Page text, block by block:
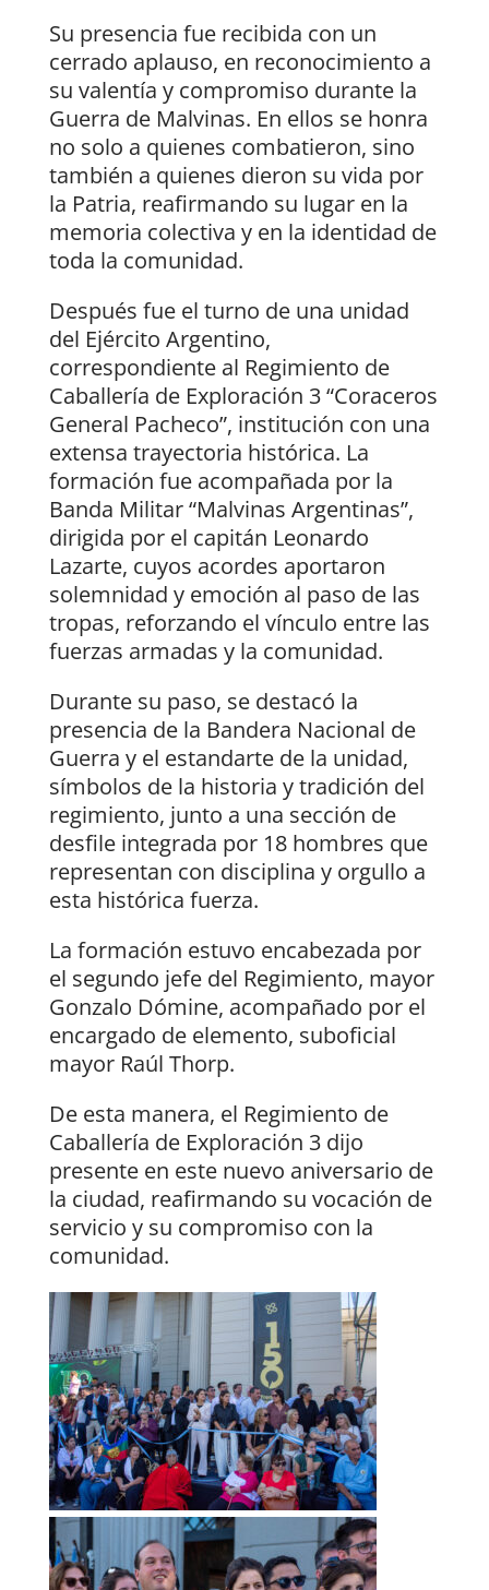
Su presencia fue recibida con un
cerrado aplauso, en reconocimiento a
su valentía y compromiso durante la
Guerra de Malvinas. En ellos se honra
no solo a quienes combatieron, sino
también a quienes dieron su vida por
la Patria, reafirmando su lugar en la
memoria colectiva y en la identidad de
toda la comunidad.
Después fue el turno de una unidad
del Ejército Argentino,
correspondiente al Regimiento de
Caballería de Exploración 3 “Coraceros
General Pacheco”, institución con una
extensa trayectoria histórica. La
formación fue acompañada por la
Banda Militar “Malvinas Argentinas”,
dirigida por el capitán Leonardo
Lazarte, cuyos acordes aportaron
solemnidad y emoción al paso de las
tropas, reforzando el vínculo entre las
fuerzas armadas y la comunidad.
Durante su paso, se destacó la
presencia de la Bandera Nacional de
Guerra y el estandarte de la unidad,
símbolos de la historia y tradición del
regimiento, junto a una sección de
desfile integrada por 18 hombres que
representan con disciplina y orgullo a
esta histórica fuerza.
La formación estuvo encabezada por
el segundo jefe del Regimiento, mayor
Gonzalo Dómine, acompañado por el
encargado de elemento, suboficial
mayor Raúl Thorp.
De esta manera, el Regimiento de
Caballería de Exploración 3 dijo
presente en este nuevo aniversario de
la ciudad, reafirmando su vocación de
servicio y su compromiso con la
comunidad.